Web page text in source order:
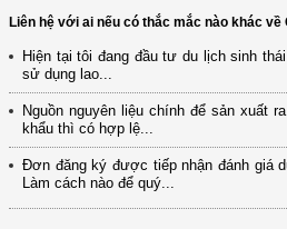
Liên hệ với ai nếu có thắc mắc nào khác về
Hiện tại tôi đang đầu tư du lịch sinh
sử dụng lao...
Nguồn nguyên liệu chính để sản xuất
khẩu thì có hợp lệ...
Đơn đăng ký được tiếp nhận đánh giá
Làm cách nào để quý...